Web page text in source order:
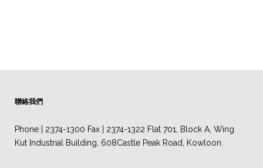
聯絡我們
Phone | 2374-1300 Fax | 2374-1322 Flat 701, Block A, Wing
Kut Industrial Building, 608Castle Peak Road, Kowloon.